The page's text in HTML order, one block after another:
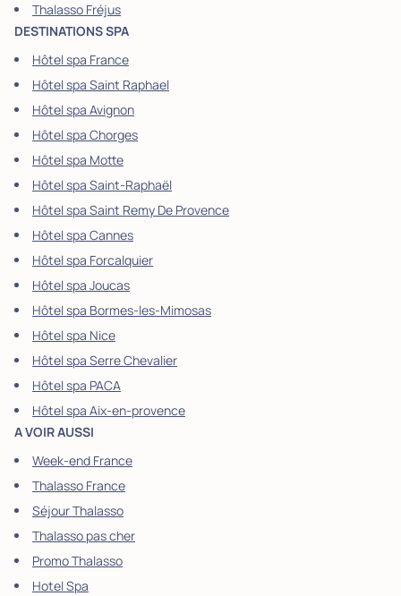
Thalasso Fréjus
DESTINATIONS SPA
Hôtel spa France
Hôtel spa Saint Raphael
Hôtel spa Avignon
Hôtel spa Chorges
Hôtel spa Motte
Hôtel spa Saint-Raphaël
Hôtel spa Saint Remy De Provence
Hôtel spa Cannes
Hôtel spa Forcalquier
Hôtel spa Joucas
Hôtel spa Bormes-les-Mimosas
Hôtel spa Nice
Hôtel spa Serre Chevalier
Hôtel spa PACA
Hôtel spa Aix-en-provence
A VOIR AUSSI
Week-end France
Thalasso France
Séjour Thalasso
Thalasso pas cher
Promo Thalasso
Hotel Spa